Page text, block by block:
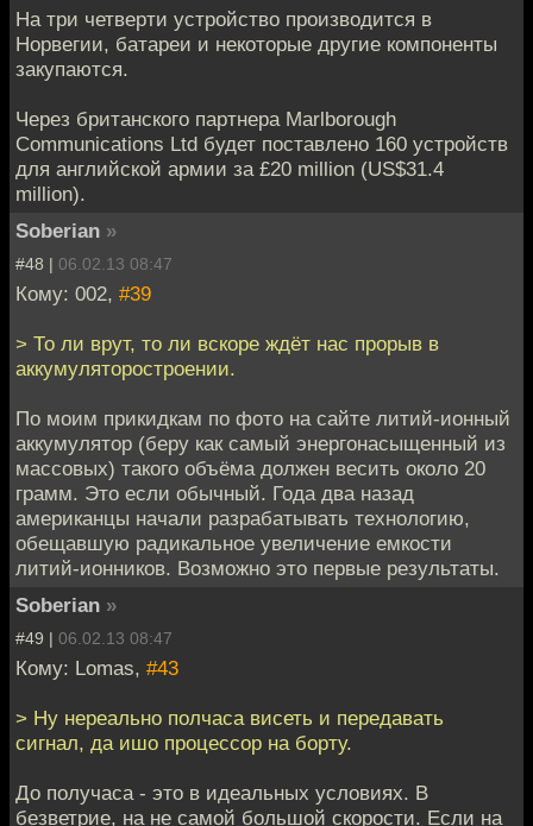
На три четверти устройство производится в
Норвегии, батареи и некоторые другие компоненты
закупаются.
Через британского партнера Marlborough
Communications Ltd будет поставлено 160 устройств
для английской армии за £20 million (US$31.4
million).
Soberian »
#48 | 06.02.13 08:47
Кому: 002, #39
> То ли врут, то ли вскоре ждёт нас прорыв в
аккумуляторостроении.
По моим прикидкам по фото на сайте литий-ионный
аккумулятор (беру как самый энергонасыщенный из
массовых) такого объёма должен весить около 20
грамм. Это если обычный. Года два назад
американцы начали разрабатывать технологию,
обещавшую радикальное увеличение емкости
литий-ионников. Возможно это первые результаты.
Soberian »
#49 | 06.02.13 08:47
Кому: Lomas, #43
> Ну нереально полчаса висеть и передавать
сигнал, да ишо процессор на борту.
До получаса - это в идеальных условиях. В
безветрие, на не самой большой скорости. Если на